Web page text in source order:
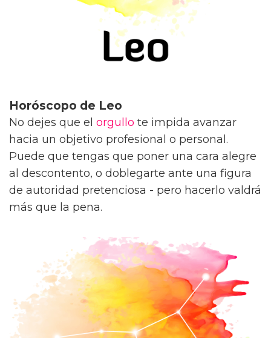
Horóscopo de Leo
No dejes que el orgullo te impida avanzar
hacia un objetivo profesional o personal.
Puede que tengas que poner una cara alegre
al descontento, o doblegarte ante una figura
de autoridad pretenciosa - pero hacerlo valdrá
más que la pena.